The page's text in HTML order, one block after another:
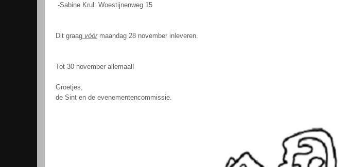
-Sabine Krul: Woestijnenweg 15
Dit graag vóórmaandag 28 november inleveren.
Tot 30 november allemaal!
Groetjes,
de Sint en de evenementencommissie.